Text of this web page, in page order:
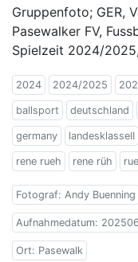
Gruppenfoto; GER,
Pasewalker FV,
Spielzeit 2024/
2024 2024/2025
ballsport deutschland
germany landesklasseII
rene rueh rene rüh rue
Fotograf: Andy Buenning
Aufnahmedatum:
Ort: Pasewalk